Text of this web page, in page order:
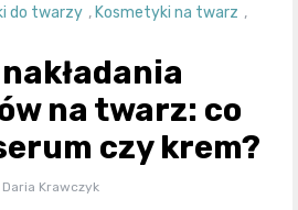
do twarzy , Kosmetyki na twarz ,
na twarz: co
czy krem?
Daria Krawczyk